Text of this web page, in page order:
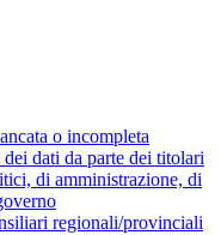
o incompleta
dati da parte dei titolari
di amministrazione, di
regionali/provinciali